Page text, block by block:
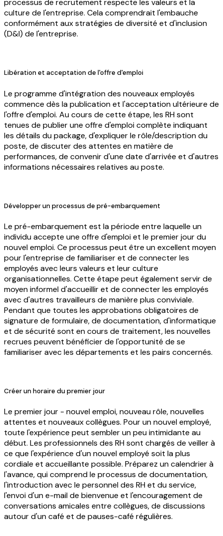
processus de recrutement respecte les valeurs et la
culture de l'entreprise. Cela comprendrait l'embauche
conformément aux stratégies de diversité et d'inclusion
(D&I) de l'entreprise.
Libération et acceptation de l'offre d'emploi
Le programme d'intégration des nouveaux employés
commence dès la publication et l'acceptation ultérieure de
l'offre d'emploi. Au cours de cette étape, les RH sont
tenues de publier une offre d'emploi complète indiquant
les détails du package, d'expliquer le rôle/description du
poste, de discuter des attentes en matière de
performances, de convenir d'une date d'arrivée et d'autres
informations nécessaires relatives au poste.
Développer un processus de pré-embarquement
Le pré-embarquement est la période entre laquelle un
individu accepte une offre d'emploi et le premier jour du
nouvel emploi. Ce processus peut être un excellent moyen
pour l'entreprise de familiariser et de connecter les
employés avec leurs valeurs et leur culture
organisationnelles. Cette étape peut également servir de
moyen informel d'accueillir et de connecter les employés
avec d'autres travailleurs de manière plus conviviale.
Pendant que toutes les approbations obligatoires de
signature de formulaire, de documentation, d'informatique
et de sécurité sont en cours de traitement, les nouvelles
recrues peuvent bénéficier de l'opportunité de se
familiariser avec les départements et les pairs concernés.
Créer un horaire du premier jour
Le premier jour - nouvel emploi, nouveau rôle, nouvelles
attentes et nouveaux collègues. Pour un nouvel employé,
toute l'expérience peut sembler un peu intimidante au
début. Les professionnels des RH sont chargés de veiller à
ce que l'expérience d'un nouvel employé soit la plus
cordiale et accueillante possible. Préparez un calendrier à
l'avance, qui comprend le processus de documentation,
l'introduction avec le personnel des RH et du service,
l'envoi d'un e-mail de bienvenue et l'encouragement de
conversations amicales entre collègues, de discussions
autour d'un café et de pauses-café régulières.